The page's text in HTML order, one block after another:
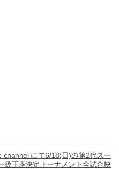
channel にて6/18(日)の第2代スー
級王座決定トーナメント全試合映